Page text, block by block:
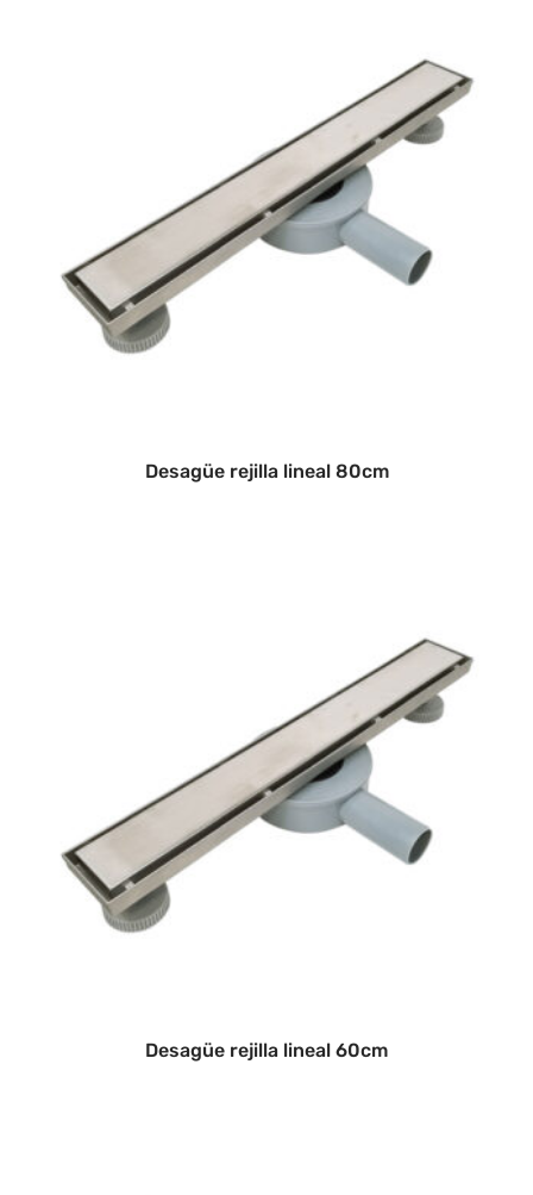
Desagüe rejilla lineal 80cm
Desagüe rejilla lineal 60cm